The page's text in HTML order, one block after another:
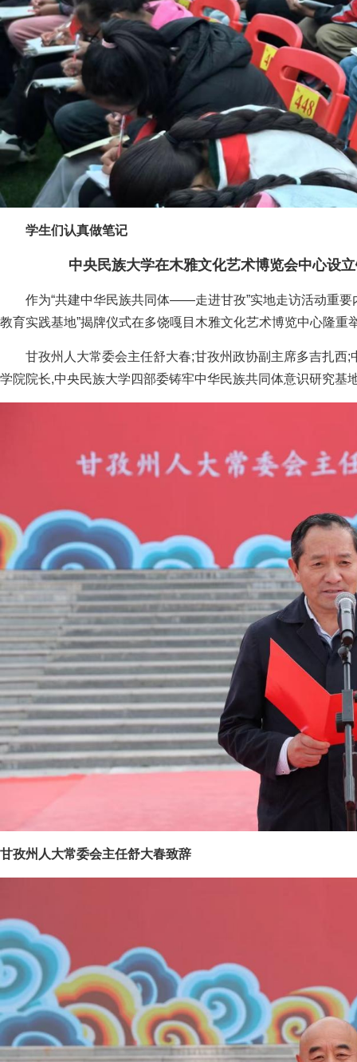
学生们认真做笔记
中央民族大学在木雅文化艺术博览会中心设
作为“共建中华民族共同体——走进甘孜”实地走访活动重
教育实践基地”揭牌仪式在多饶嘎目木雅文化艺术博览中心隆重
甘孜州人大常委会主任舒大春;甘孜州政协副主席多吉扎西
学院院长,中央民族大学四部委铸牢中华民族共同体意识研究基
甘孜州人大常委会主任舒大春致辞